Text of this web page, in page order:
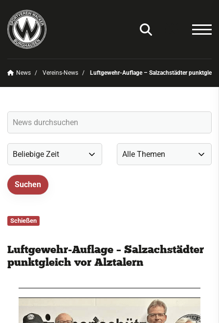
News Vereins-News Luftgewehr-Auflage – Salzachstädter
Schießen
Luftgewehr-Auflage – Salzachstädter
punktgleich vor Alztalern
Vereins-News
Vereins-App/Vereinszeitung
Onlineshop
Sportdeutschland-News
Kontakt